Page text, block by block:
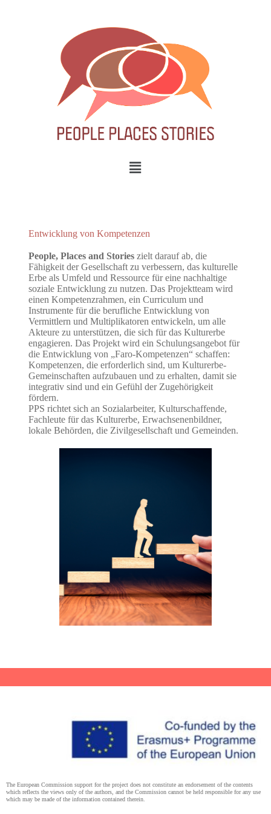
Entwicklung von Kompetenzen
People, Places and Storieszielt darauf ab, die
Fähigkeit der Gesellschaft zu verbessern, das kulturelle
Erbe als Umfeld und Ressource für eine nachhaltige
soziale Entwicklung zu nutzen. Das Projektteam wird
einen Kompetenzrahmen, ein Curriculum und
Instrumente für die berufliche Entwicklung von
Vermittlern und Multiplikatoren entwickeln, um alle
Akteure zu unterstützen, die sich für das Kulturerbe
engagieren. Das Projekt wird ein Schulungsangebot für
die Entwicklung von „Faro-Kompetenzen“ schaffen:
Kompetenzen, die erforderlich sind, um Kulturerbe-
Gemeinschaften aufzubauen und zu erhalten, damit sie
integrativ sind und ein Gefühl der Zugehörigkeit
fördern.
PPS richtet sich an Sozialarbeiter, Kulturschaffende,
Fachleute für das Kulturerbe, Erwachsenenbildner,
lokale Behörden, die Zivilgesellschaft und Gemeinden.
The European Commission support for the project does not constitute an endorsement of the contents
which reflects the views only of the authors, and the Commission cannot be held responsible for any use
which may be made of the information contained therein.